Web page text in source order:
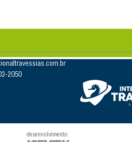
2050
desenvolvimento: